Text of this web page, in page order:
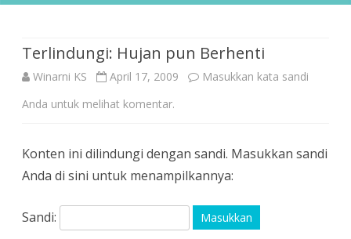
Terlindungi: Hujan pun Berhenti
Winarni KS April 17, 2009
Masukkan kata sandi
Anda untuk melihat komentar.
Konten ini dilindungi dengan sandi. Masukkan sandi
Anda di sini untuk menampilkannya:
Sandi: